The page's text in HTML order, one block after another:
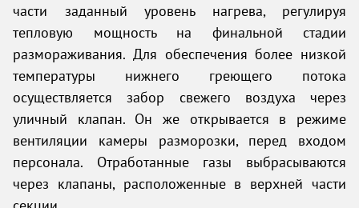
части заданный уровень нагрева, регулируя
тепловую мощность на финальной стадии
размораживания. Для обеспечения более низкой
температуры нижнего греющего потока
осуществляется забор свежего воздуха через
уличный клапан. Он же открывается в режиме
вентиляции камеры разморозки, перед входом
персонала. Отработанные газы выбрасываются
через клапаны, расположенные в верхней части